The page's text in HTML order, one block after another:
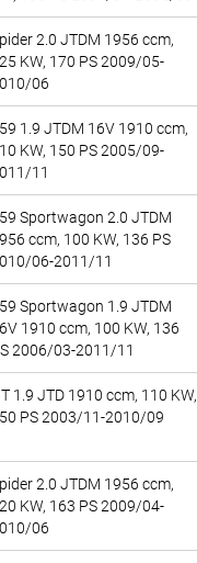
2.0 JTDM 1956 ccm,
KW, 170 PS 2009/05-
06
1.9 JTDM 16V 1910 ccm,
KW, 150 PS 2005/09-
11
Sportwagon 2.0 JTDM
ccm, 100 KW, 136 PS
06-2011/11
Sportwagon 1.9 JTDM
1910 ccm, 100 KW, 136
2006/03-2011/11
1.9 JTD 1910 ccm, 110 KW,
PS 2003/11-2010/09
2.0 JTDM 1956 ccm,
KW, 163 PS 2009/04-
06